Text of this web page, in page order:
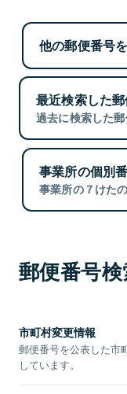
他の郵便番号
最近検索した
過去に検索した郵
事業所の個別
事業所の７けた
郵便番号
市町村変更情報
郵便番号を公表した市
しています。